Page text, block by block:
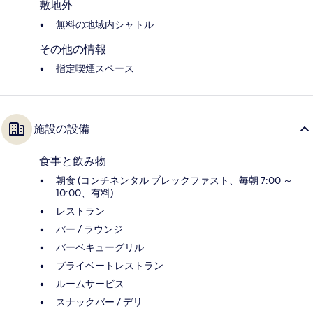
敷地外
無料の地域内シャトル
その他の情報
指定喫煙スペース
施設の設備
食事と飲み物
朝食 (コンチネンタル ブレックファスト、毎朝 7:00 ～
10:00、有料)
レストラン
バー / ラウンジ
バーベキューグリル
プライベートレストラン
ルームサービス
スナックバー / デリ